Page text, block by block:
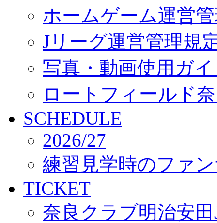
ホームゲーム運営
Jリーグ運営管理規
写真・動画使用ガ
ロートフィールド
SCHEDULE
2026/27
練習見学時のファ
TICKET
奈良クラブ明治安